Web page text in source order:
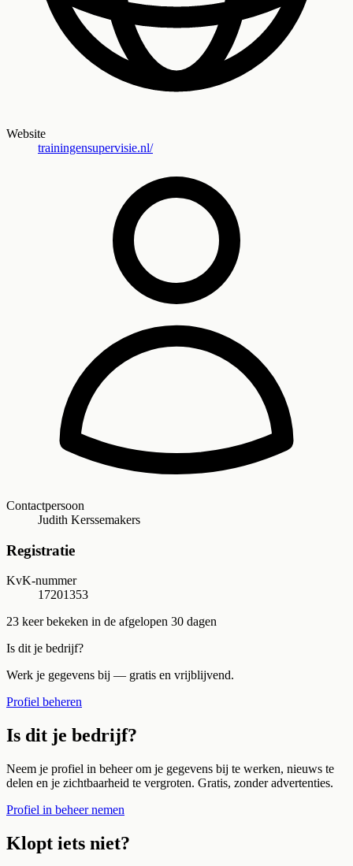
Website
trainingensupervisie.nl/
Contactpersoon
Judith Kerssemakers
Registratie
KvK-nummer
17201353
23 keer bekeken in de afgelopen 30 dagen
Is dit je bedrijf?
Werk je gegevens bij — gratis en vrijblijvend.
Profiel beheren
Is dit je bedrijf?
Neem je profiel in beheer om je gegevens bij te werken, nieuws te
delen en je zichtbaarheid te vergroten. Gratis, zonder advertenties.
Profiel in beheer nemen
Klopt iets niet?